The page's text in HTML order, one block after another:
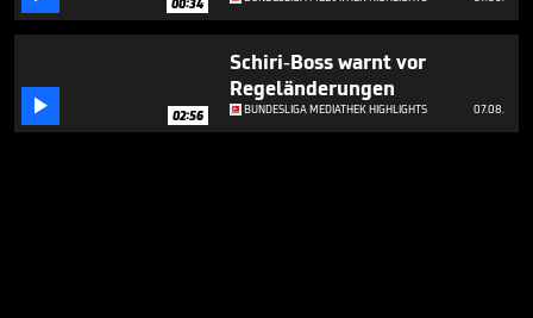
 02:56
Schiri-Boss warnt vor
Regeländerungen
BUNDESLIGA MEDIATHEK HIGHLIGHTS 07.08.